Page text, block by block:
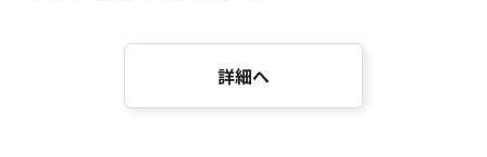
詳細へ